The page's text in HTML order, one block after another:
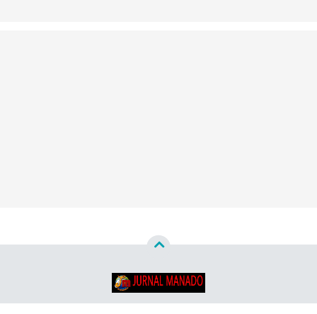
Copyright ©2026Jurnal Manado - Santun & Terpercaya™